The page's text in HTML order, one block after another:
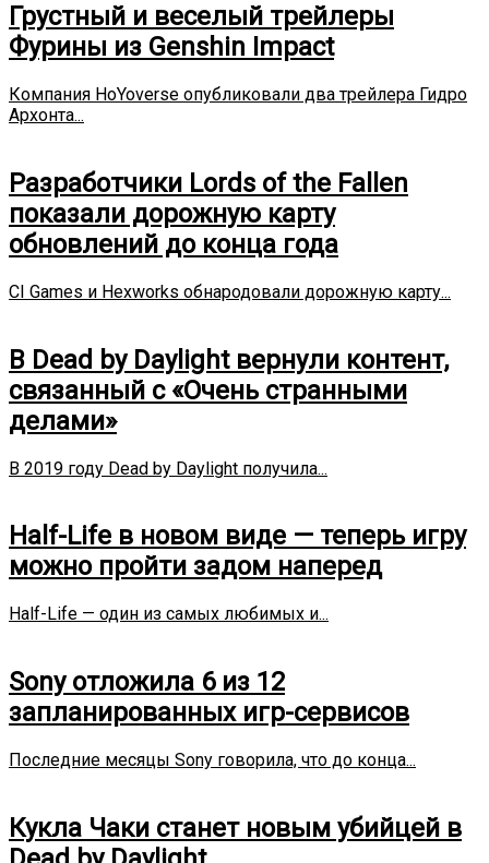
Грустный и веселый трейлеры
Фурины из Genshin Impact
Компания HoYoverse опубликовали два трейлера Гидро
Архонта...
Разработчики Lords of the Fallen
показали дорожную карту
обновлений до конца года
CI Games и Hexworks обнародовали дорожную карту...
В Dead by Daylight вернули контент,
связанный с «Очень странными
делами»
В 2019 году Dead by Daylight получила...
Half-Life в новом виде — теперь игру
можно пройти задом наперед
Half-Life — один из самых любимых и...
Sony отложила 6 из 12
запланированных игр-сервисов
Последние месяцы Sony говорила, что до конца...
Кукла Чаки станет новым убийцей в